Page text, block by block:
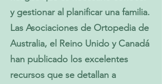
y gestionar al planificar una familia.
Las Asociaciones de Ortopedia de
Australia, el Reino Unido y Canadá
han publicado los excelentes
recursos que se detallan a